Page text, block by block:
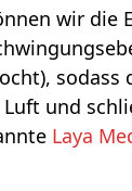
wir die
sodass
und
Laya